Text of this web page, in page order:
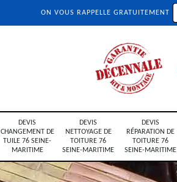
ON VOUS RAPPELLE GRATUITEMENT
DEVIS
CHANGEMENT DE
TUILE 76 SEINE-
MARITIME
DEVIS
NETTOYAGE DE
TOITURE 76
SEINE-MARITIME
DEVIS
RÉPARATION DE
TOITURE 76
SEINE-MARITIME